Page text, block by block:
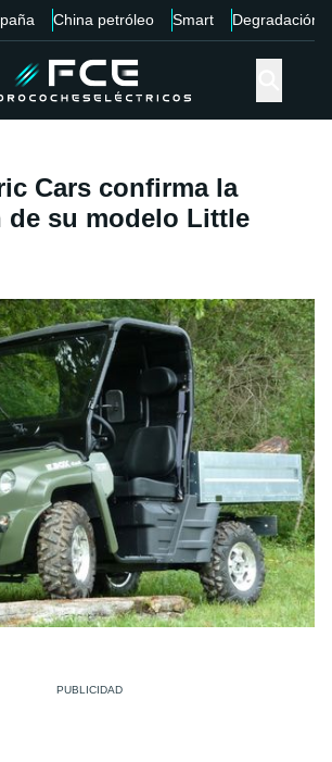
China petróleo Smart Degradación
Cars confirma la
de su modelo Little